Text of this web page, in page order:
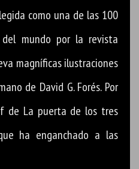
como una de las 100
del mundo por la revista
magníficas ilustraciones
de David G. Forés. Por
de La puerta de los tres
ha enganchado a las